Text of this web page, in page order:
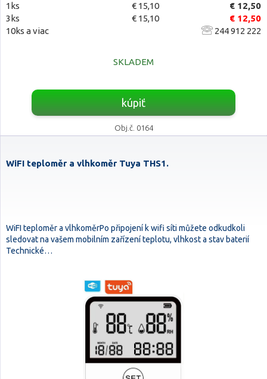
1ks € 15,10
€ 12,50
3ks
€ 15,10
€ 12,50
10ks a viac
244 912 222
SKLADEM
kúpiť
Obj.č. 0164
WiFI teploměr a vlhkoměr Tuya THS1.
WiFI teploměr a vlhkoměrPo připojení k wifi síti můžete odkudkoli
sledovat na vašem mobilním zařízení teplotu, vlhkost a stav baterií
Technické…